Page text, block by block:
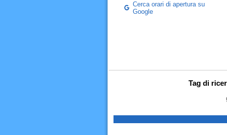
Cerca orari di apertura su
Google
Tag di